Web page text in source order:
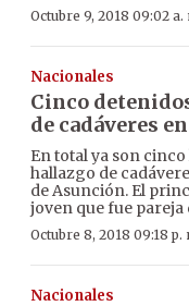
Octubre 9, 2018 09:02 a.
Nacionales
Cinco
de cadáveres
En total ya son
hallazgo de
de Asunción. El
joven que fue pareja
Octubre 8, 2018 09:18 p.
Nacionales